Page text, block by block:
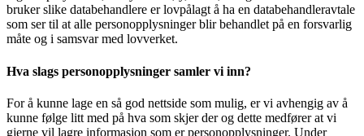
bruker slike databehandlere er lovpålagt å ha en databehandleravtale
som ser til at alle personopplysninger blir behandlet på en forsvarlig
måte og i samsvar med lovverket.
Hva slags personopplysninger samler vi inn?
For å kunne lage en så god nettside som mulig, er vi avhengig av å
kunne følge litt med på hva som skjer der og dette medfører at vi
gjerne vil lagre informasjon som er personopplysninger. Under